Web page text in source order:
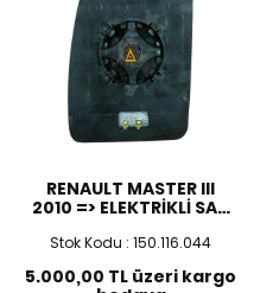
RENAULT MASTER III
2010 => ELEKTRİKLİ SAĞ
Stok Kodu : 150.116.044
5.000,00 TL üzeri kargo